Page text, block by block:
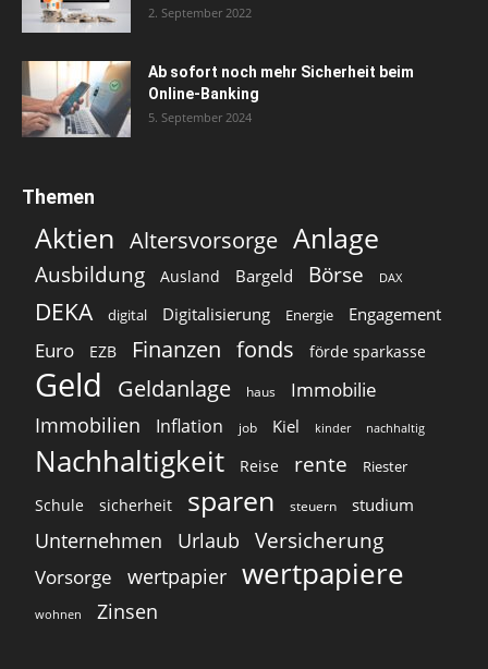
2. September 2022
Ab sofort noch mehr Sicherheit beim
Online-Banking
5. September 2024
Themen
Aktien Altersvorsorge Anlage
Ausbildung Ausland Bargeld Börse DAX
DEKA digital Digitalisierung Energie Engagement
Euro EZB Finanzen fonds förde sparkasse
Geld Geldanlage haus Immobilie
Immobilien Inflation job Kiel kinder nachhaltig
Nachhaltigkeit Reise rente Riester
Schule sicherheit sparen steuern studium
Unternehmen Urlaub Versicherung
Vorsorge wertpapier wertpapiere
wohnen Zinsen